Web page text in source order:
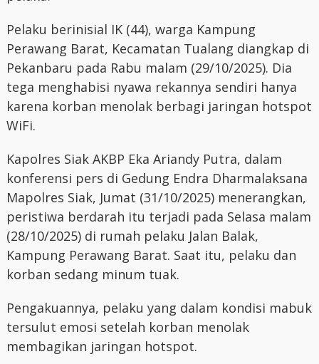
Pelaku berinisial IK (44), warga Kampung
Perawang Barat, Kecamatan Tualang diangkap di
Pekanbaru pada Rabu malam (29/10/2025). Dia
tega menghabisi nyawa rekannya sendiri hanya
karena korban menolak berbagi jaringan hotspot
WiFi.
Kapolres Siak AKBP Eka Ariandy Putra, dalam
konferensi pers di Gedung Endra Dharmalaksana
Mapolres Siak, Jumat (31/10/2025) menerangkan,
peristiwa berdarah itu terjadi pada Selasa malam
(28/10/2025) di rumah pelaku Jalan Balak,
Kampung Perawang Barat. Saat itu, pelaku dan
korban sedang minum tuak.
Pengakuannya, pelaku yang dalam kondisi mabuk
tersulut emosi setelah korban menolak
membagikan jaringan hotspot.